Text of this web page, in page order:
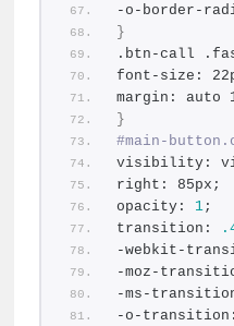
-o-border-
}
.btn-call
font-size:
margin: auto
}
#main-
visibility:
right: 85px;
opacity: 1;
transition:
-webkit-
-moz-
-ms-
-o-